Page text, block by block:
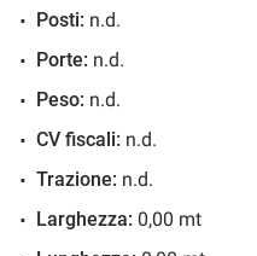
Posti: n.d.
Porte: n.d.
Peso: n.d.
CV fiscali: n.d.
Trazione: n.d.
Larghezza: 0,00 mt